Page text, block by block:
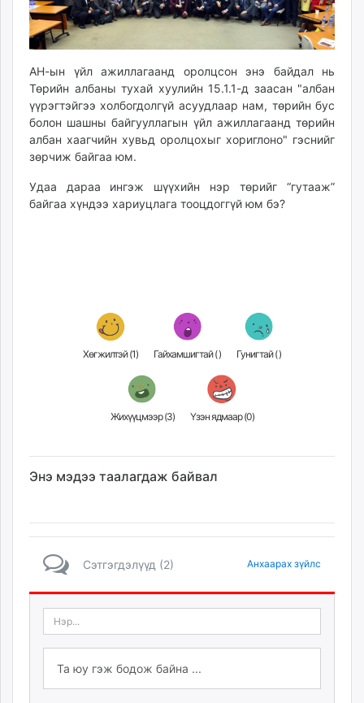
АН-ын үйл ажиллагаанд оролцсон энэ байдал нь
Төрийн албаны тухай хуулийн 15.1.1-д заасан "албан
үүрэгтэйгээ холбогдолгүй асуудлаар нам, төрийн бус
болон шашны байгууллагын үйл ажиллагаанд төрийн
албан хаагчийн хувьд оролцохыг хориглоно" гэснийг
зөрчиж байгаа юм.
Удаа дараа ингэж шүүхийн нэр төрийг “гутааж”
байгаа хүндээ хариуцлага тооцдоггүй юм бэ?
Хөгжилтэй (1) Гайхамшигтай () Гунигтай ()
Жихүүцмээр (3) Үзэн ядмаар (0)
Энэ мэдээ таалагдаж байвал
Сэтгэгдэлүүд (2) Анхаарах зүйлс